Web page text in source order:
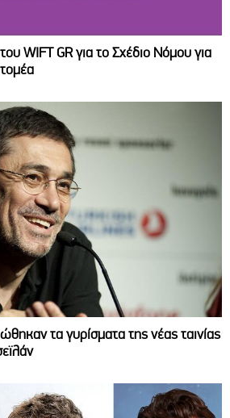
WIFT GR για το Σχέδιο Νόμου για
τα γυρίσματα της νέας ταινίας